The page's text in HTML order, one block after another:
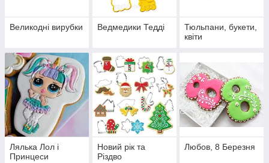
Великодні вирубки Ведмедики Тедді
Тюльпани, букети,
квіти
Лялька Лол і
Принцеси
Новий рік та
Різдво
Любов, 8 Березня